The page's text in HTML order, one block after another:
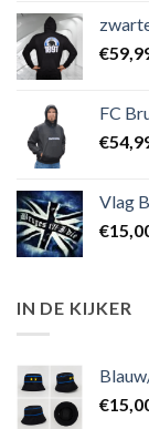
€
FC
€
Vlag
€
IN DE KIJKER
€